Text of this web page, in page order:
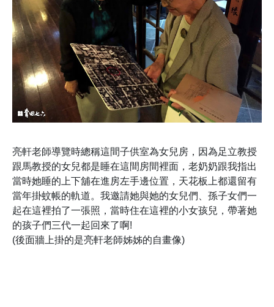
亮軒老師導覽時總稱這間子供室為女兒房，因為足立教授
跟馬教授的女兒都是睡在這間房間裡面，老奶奶跟我指出
當時她睡的上下舖在進房左手邊位置，天花板上都還留有
當年掛蚊帳的軌道。我邀請她與她的女兒們、孫子女們一
起在這裡拍了一張照，當時住在這裡的小女孩兒，帶著她
的孩子們三代一起回來了啊!
(後面牆上掛的是亮軒老師姊姊的自畫像)